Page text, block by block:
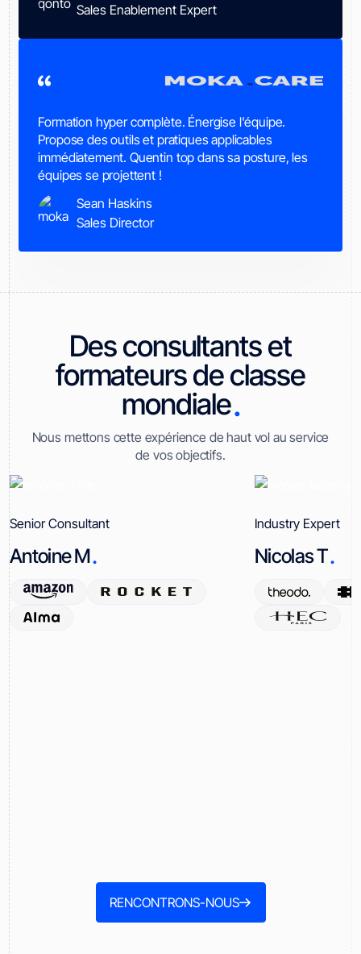
Sales Enablement Expert
Formation hyper complète. Énergise l'équipe.
Propose des outils et pratiques applicables
immédiatement. Quentin top dans sa posture, les
équipes se projettent !
Sean Haskins
Sales Director
Des consultants et
formateurs de classe
mondiale.
Nous mettons cette expérience de haut vol au service
de vos objectifs.
Senior Consultant
Antoine M.
Industry Expert
Nicolas T.
RENCONTRONS-NOUS